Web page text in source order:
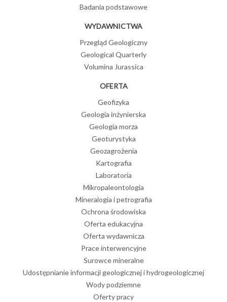
Badania podstawowe
WYDAWNICTWA
Przegląd Geologiczny
Geological Quarterly
Volumina Jurassica
OFERTA
Geofizyka
Geologia inżynierska
Geologia morza
Geoturystyka
Geozagrożenia
Kartografia
Laboratoria
Mikropaleontologia
Mineralogia i petrografia
Ochrona środowiska
Oferta edukacyjna
Oferta wydawnicza
Prace interwencyjne
Surowce mineralne
Udostępnianie informacji geologicznej i hydrogeologicznej
Wody podziemne
Oferty pracy